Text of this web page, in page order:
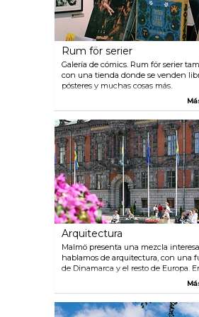
Rum för serier
Galería de cómics. Rum för serier
con una tienda donde se venden
pósteres y muchas cosas más.
Arquitectura
Malmö presenta una mezcla
hablamos de arquitectura, con una
de Dinamarca y el resto de Europa.
Kungsparken, encontrará la
antigua y otra más nueva, ambas
El ala más moderna, "El Calendario",